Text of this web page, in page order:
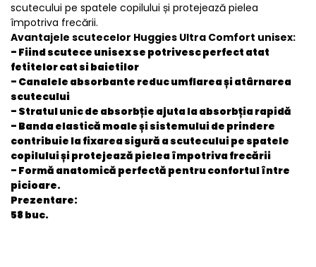
scutecului pe spatele copilului și protejează pielea
împotriva frecării.
Avantajele scutecelor Huggies Ultra Comfort unisex:
- Fiind scutece unisex se potrivesc perfect atat
fetitelor cat si baietilor
- Canalele absorbante reduc umflarea și atârnarea
scutecului
- Stratul unic de absorbție ajuta la absorbția rapidă
- Banda elastică moale și sistemului de prindere
contribuie la fixarea sigură a scutecului pe spatele
copilului și protejează pielea împotriva frecării
- Formă anatomică perfectă pentru confortul între
picioare.
Prezentare:
58 buc.